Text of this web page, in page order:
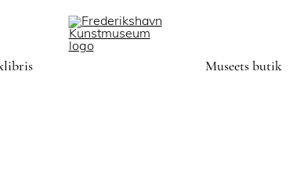
Museets butik